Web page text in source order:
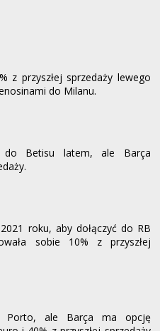
z przyszłej sprzedaży lewego
do Milanu.
do Betisu latem, ale Barça
roku, aby dołączyć do RB
sobie 10% z przyszłej
Porto, ale Barça ma opcję